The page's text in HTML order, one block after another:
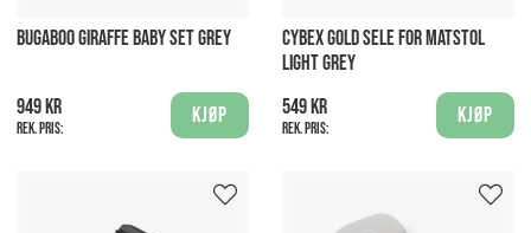
BUGABOO GIRAFFE BABY SET GREY
949 kr
Rek. pris:
Kjøp
CYBEX GOLD SELE FOR MATSTOL
LIGHT GREY
549 kr
Rek. pris:
Kjøp